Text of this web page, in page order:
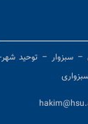
– سبزوار – توحید شهر-